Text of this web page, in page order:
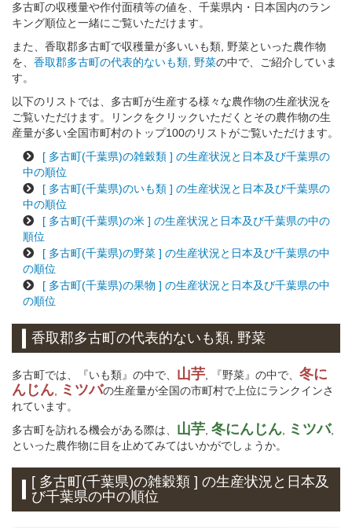
多古町の収穫量や作付面積等の値を、千葉県内・日本国内のラン
キング順位と一緒にご覧いただけます。
また、香取郡多古町で収穫量が多いいも類, 野菜といった農作物
を、 香取郡多古町の代表的ないも類, 野菜の中で、ご紹介していま
す。
以下のリストでは、多古町が生産する様々な農作物の生産状況を
ご覧いただけます。リンクをクリックいただくとその農作物の生
産量が多い全国市町村のトップ100のリストがご覧いただけます。
[ 多古町(千葉県)の雑穀類 ] の生産状況と日本及び千葉県の
中の順位
[ 多古町(千葉県)のいも類 ] の生産状況と日本及び千葉県の
中の順位
[ 多古町(千葉県)の米 ] の生産状況と日本及び千葉県の中の
順位
[ 多古町(千葉県)の野菜 ] の生産状況と日本及び千葉県の中
の順位
[ 多古町(千葉県)の果物 ] の生産状況と日本及び千葉県の中
の順位
香取郡多古町の代表的ないも類, 野菜
多古町では、『いも類』の中で、 山芋 , 『野菜』の中で、 冬に
んじん ミツバの生産量が全国の市町村で上位にランクインさ
れています。
多古町を訪れる機会がある際は、 山芋 冬にんじん ミツバ,
といった農作物に目を止めてみてはいかがでしょうか。
[ 多古町(千葉県)の雑穀類 ] の生産状況と日本及
び千葉県の中の順位